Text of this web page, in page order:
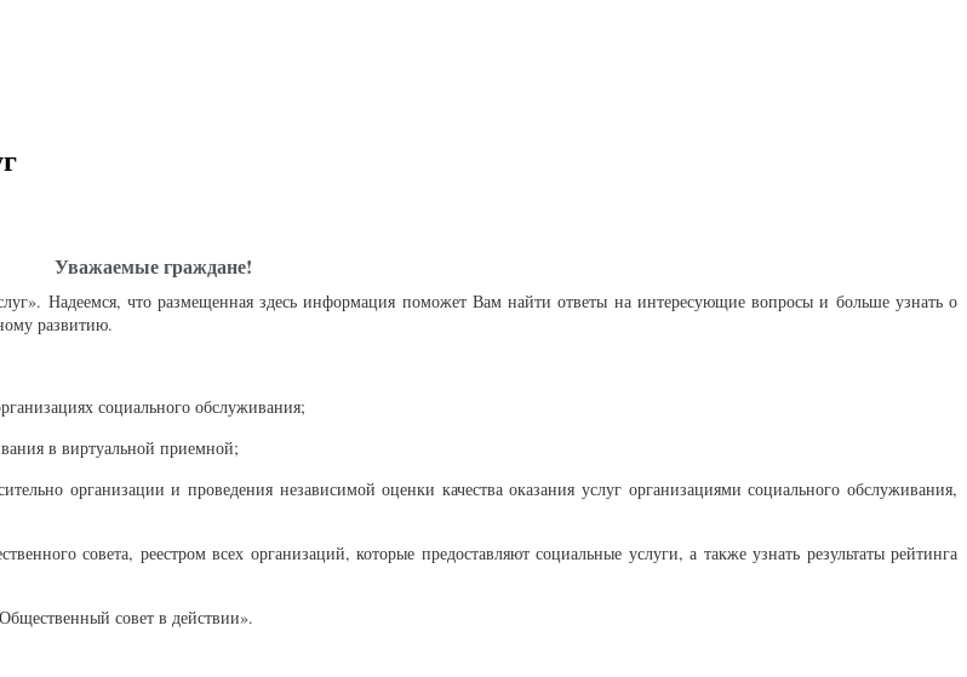
Уважаемые граждане!
Надеемся, что размещенная здесь информация поможет Вам найти ответы на интересующие вопросы и больше узнать о
развитию.
социального обслуживания;
в виртуальной приемной;
организации и проведения независимой оценки качества оказания услуг организациями социального обслуживания,
совета, реестром всех организаций, которые предоставляют социальные услуги, а также узнать результаты рейтинга
совет в действии».